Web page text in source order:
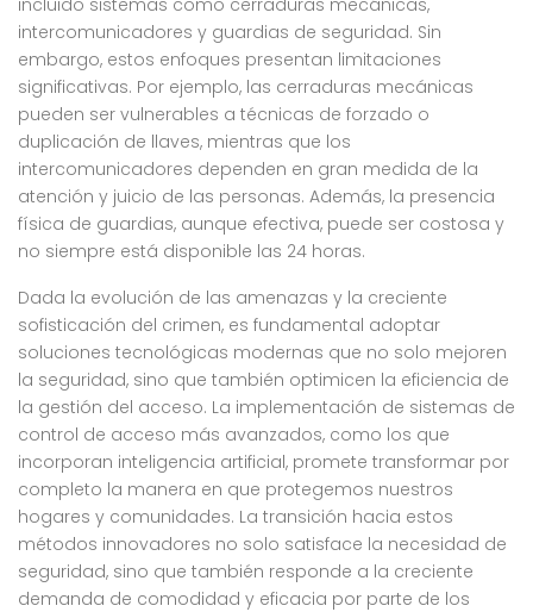
incluido sistemas como cerraduras mecánicas,
intercomunicadores y guardias de seguridad. Sin
embargo, estos enfoques presentan limitaciones
significativas. Por ejemplo, las cerraduras mecánicas
pueden ser vulnerables a técnicas de forzado o
duplicación de llaves, mientras que los
intercomunicadores dependen en gran medida de la
atención y juicio de las personas. Además, la presencia
física de guardias, aunque efectiva, puede ser costosa y
no siempre está disponible las 24 horas.
Dada la evolución de las amenazas y la creciente
sofisticación del crimen, es fundamental adoptar
soluciones tecnológicas modernas que no solo mejoren
la seguridad, sino que también optimicen la eficiencia de
la gestión del acceso. La implementación de sistemas de
control de acceso más avanzados, como los que
incorporan inteligencia artificial, promete transformar por
completo la manera en que protegemos nuestros
hogares y comunidades. La transición hacia estos
métodos innovadores no solo satisface la necesidad de
seguridad, sino que también responde a la creciente
demanda de comodidad y eficacia por parte de los